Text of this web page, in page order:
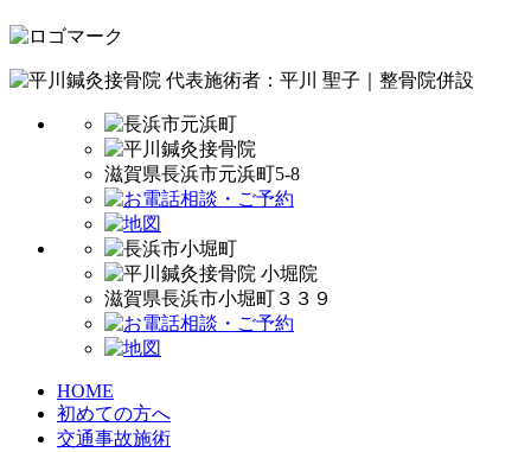
代表施術者：平川 聖子｜整骨院併設
滋賀県長浜市元浜町5-8
滋賀県長浜市小堀町３３９
HOME
初めての方へ
交通事故施術